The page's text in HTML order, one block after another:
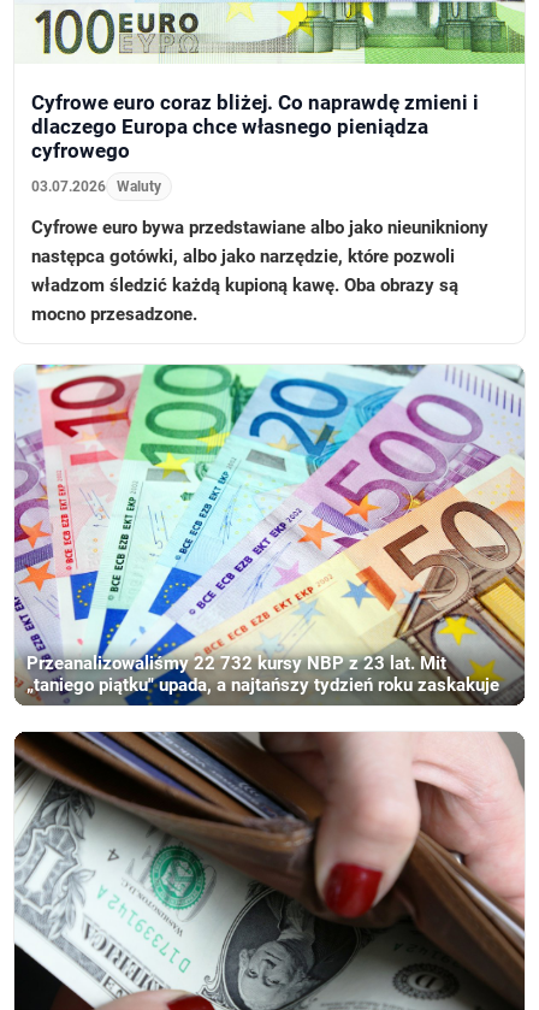
Cyfrowe euro coraz bliżej. Co naprawdę zmieni i
dlaczego Europa chce własnego pieniądza
cyfrowego
03.07.2026 Waluty
Cyfrowe euro bywa przedstawiane albo jako nieunikniony
następca gotówki, albo jako narzędzie, które pozwoli
władzom śledzić każdą kupioną kawę. Oba obrazy są
mocno przesadzone.
Przeanalizowaliśmy 22 732 kursy NBP z 23 lat. Mit
„taniego piątku" upada, a najtańszy tydzień roku zaskakuje